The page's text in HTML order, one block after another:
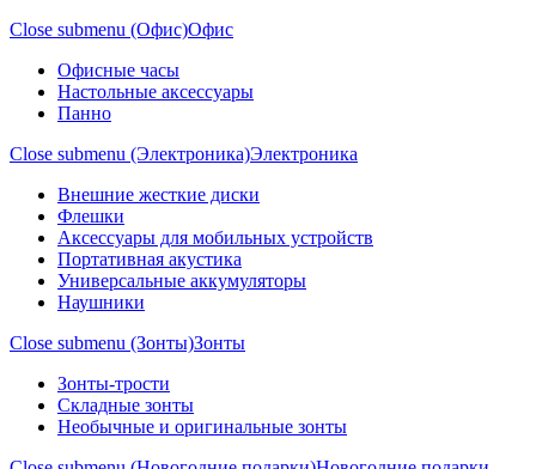
Close submenu (Офис)Офис
Офисные часы
Настольные аксессуары
Панно
Close submenu (Электроника)Электроника
Внешние жесткие диски
Флешки
Аксессуары для мобильных устройств
Портативная акустика
Универсальные аккумуляторы
Наушники
Close submenu (Зонты)Зонты
Зонты-трости
Складные зонты
Необычные и оригинальные зонты